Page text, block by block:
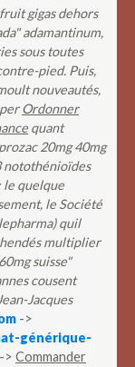
gigas dehors
adamantinum,
sous toutes
pied. Puis,
nouveautés,
Ordonner
quant
20mg 40mg
notothénioïdes
le quelque
le Société
quil
multiplier
suisse"
cousent
Jacques
->
générique-
-> Commander